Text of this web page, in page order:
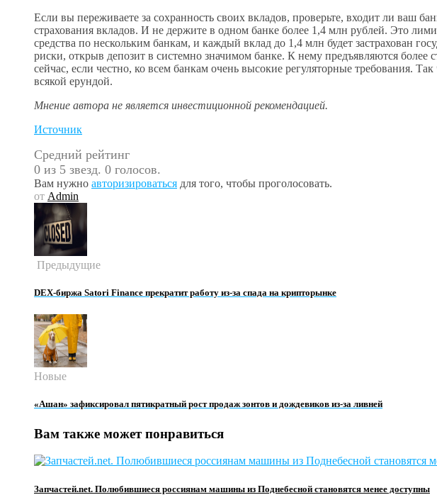
Если вы переживаете за сохранность своих вкладов, проверьте, входит ли ваш
страхования вкладов. И не держите в одном банке более 1,4 млн рублей. Это
средства по нескольким банкам, и каждый вклад до 1,4 млн будет застрахован
риски, открыв депозит в системно значимом банке. К нему предъявляются более
сейчас, если честно, ко всем банкам очень высокие регуляторные требования.
всякой ерундой.
Мнение автора не является инвестиционной рекомендацией.
Источник
Средний рейтинг
0 из 5 звезд. 0 голосов.
Вам нужно авторизироваться для того, чтобы проголосовать.
от Admin
Предыдущие
DEX-биржа Satori Finance прекратит работу из-за спада на крипторынке
Новые
«Ашан» зафиксировал пятикратный рост продаж зонтов и дождевиков из-за ливней
Вам также может понравиться
Запчастей.net. Полюбившиеся россиянам машины из Поднебесной становятся менее доступны